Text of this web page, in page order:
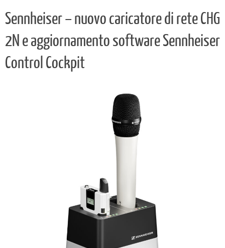
Sennheiser – nuovo caricatore di rete CHG
2N e aggiornamento software Sennheiser
Control Cockpit